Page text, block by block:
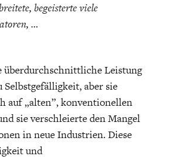
begeisterte viele
…
überdurchschnittliche Leistung
aber sie
auf „alten”, konventionellen
sie verschleierte den Mangel
in neue Industrien. Diese
und